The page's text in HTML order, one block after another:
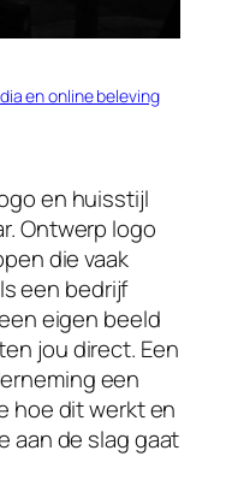
en online beleving
en huisstijl
Ontwerp logo
die vaak
een bedrijf
eigen beeld
jou direct. Een
een
hoe dit werkt en
aan de slag gaat